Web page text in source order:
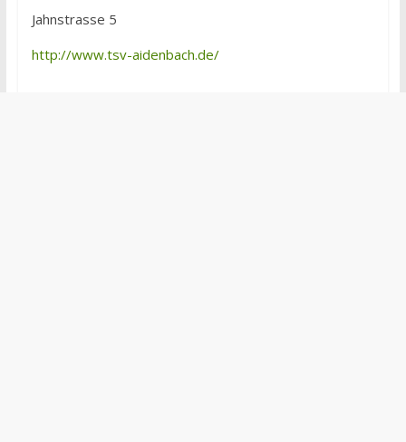
Jahnstrasse 5
http://www.tsv-aidenbach.de/